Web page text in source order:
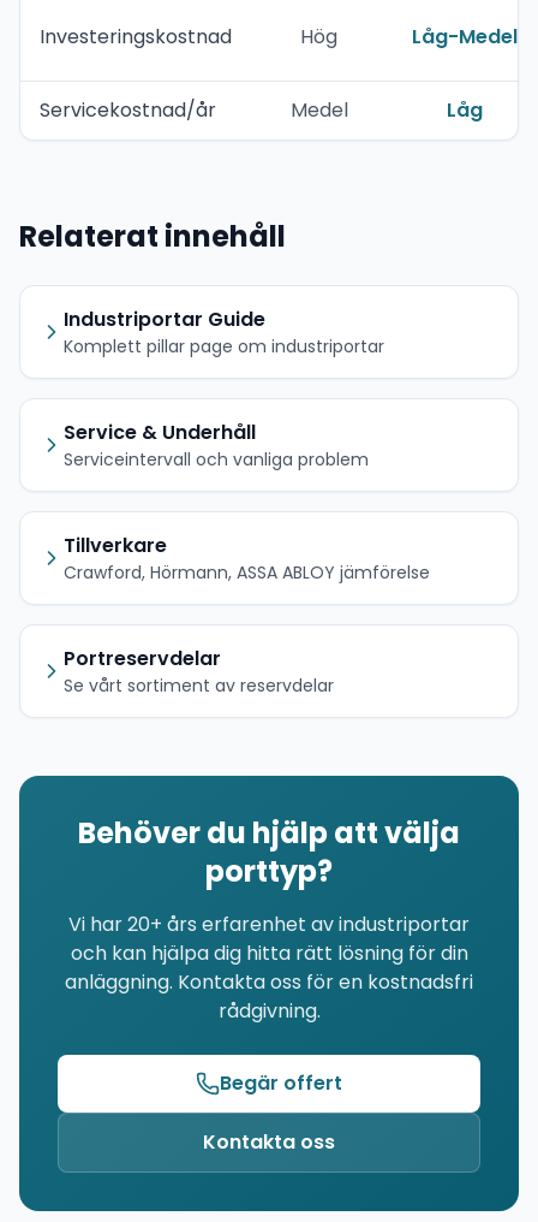
Investeringskostnad Hög Låg-Medel
Servicekostnad/år Medel Låg
Relaterat innehåll
Industriportar Guide
Komplett pillar page om industriportar
Service & Underhåll
Serviceintervall och vanliga problem
Tillverkare
Crawford, Hörmann, ASSA ABLOY jämförelse
Portreservdelar
Se vårt sortiment av reservdelar
Behöver du hjälp att välja
porttyp?
Vi har 20+ års erfarenhet av industriportar
och kan hjälpa dig hitta rätt lösning för din
anläggning. Kontakta oss för en kostnadsfri
rådgivning.
Begär offert
Kontakta oss